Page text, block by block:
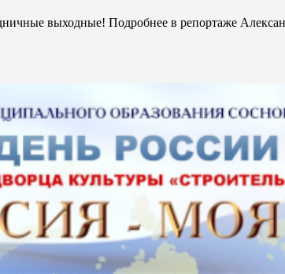
выходные! Подробнее в репортаже